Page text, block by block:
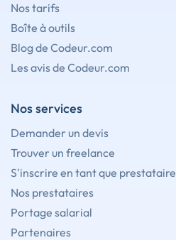
Nos tarifs
Boîte à outils
Blog de Codeur.com
Les avis de Codeur.com
Nos services
Demander un devis
Trouver un freelance
S'inscrire en tant que prestataire
Nos prestataires
Portage salarial
Partenaires